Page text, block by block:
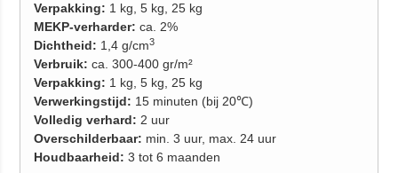
Verpakking: 1 kg, 5 kg, 25 kg
MEKP-verharder: ca. 2%
Dichtheid: 1,4 g/cm3
Verbruik: ca. 300-400 gr/m²
Verpakking: 1 kg, 5 kg, 25 kg
Verwerkingstijd: 15 minuten (bij 20℃)
Volledig verhard: 2 uur
Overschilderbaar: min. 3 uur, max. 24 uur
Houdbaarheid: 3 tot 6 maanden